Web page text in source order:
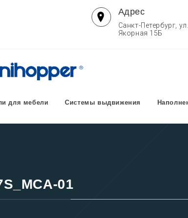
Адрес
Санкт-Петербург, ул.
Якорная 15Б
РОССИЯ
для мебели Системы выдвижения
01